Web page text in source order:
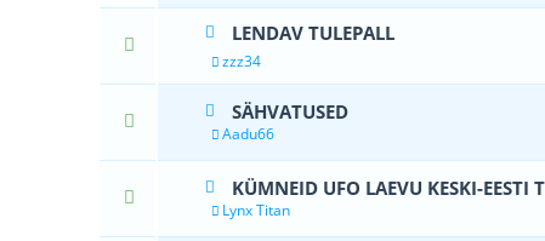
LENDAV TULEPALL
zzz34
SÄHVATUSED
Aadu66
KÜMNEID UFO LAEVU KESKI-EESTI
Lynx Titan
0 Hääle(d)